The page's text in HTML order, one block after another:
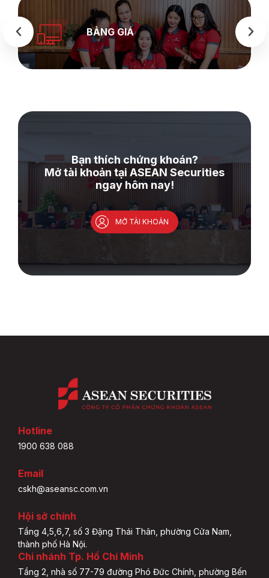
BẢNG GIÁ
Bạn thích chứng khoán?
Mở tài khoản tại ASEAN Securities
ngay hôm nay!
MỞ TÀI KHOẢN
Hotline
1900 638 088
Email
cskh@aseansc.com.vn
Hội sở chính
Tầng 4,5,6,7, số 3 Đặng Thái Thân, phường Cửa Nam,
thành phố Hà Nội.
Chi nhánh Tp. Hồ Chí Minh
Tầng 2, nhà số 77-79 đường Phó Đức Chính, phường Bến